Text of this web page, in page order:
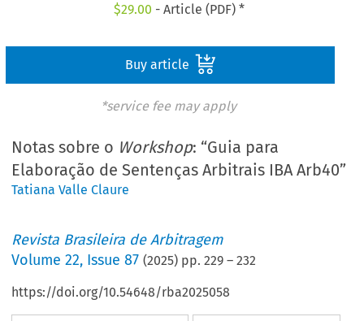
$29.00 - Article (PDF) *
Buy article
*service fee may apply
Notas sobre o Workshop: “Guia para
Elaboração de Sentenças Arbitrais IBA Arb40”
Tatiana Valle Claure
Revista Brasileira de Arbitragem
Volume22, Issue 87 (2025) pp.229 –232
https://doi.org/10.54648/rba2025058